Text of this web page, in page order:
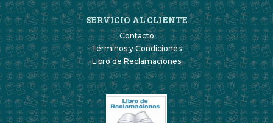
SERVICIO AL CLIENTE
Contacto
Términos y Condiciones
Libro de Reclamaciones